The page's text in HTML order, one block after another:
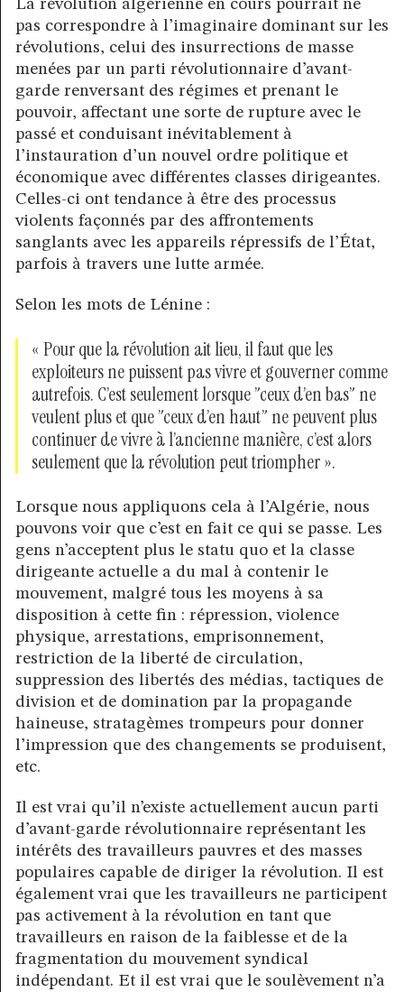
La révolution algérienne en cours pourrait ne
pas correspondre à l’imaginaire dominant sur les
révolutions, celui des insurrections de masse
menées par un parti révolutionnaire d’avant-
garde renversant des régimes et prenant le
pouvoir, affectant une sorte de rupture avec le
passé et conduisant inévitablement à
l’instauration d’un nouvel ordre politique et
économique avec différentes classes dirigeantes.
Celles-ci ont tendance à être des processus
violents façonnés par des affrontements
sanglants avec les appareils répressifs de l’État,
parfois à travers une lutte armée.
Selon les mots de Lénine :
« Pour que la révolution ait lieu, il faut que les
exploiteurs ne puissent pas vivre et gouverner comme
autrefois. C’est seulement lorsque ”ceux d’en bas” ne
veulent plus et que ”ceux d’en haut” ne peuvent plus
continuer de vivre à l’ancienne manière, c’est alors
seulement que la révolution peut triompher ».
Lorsque nous appliquons cela à l’Algérie, nous
pouvons voir que c’est en fait ce qui se passe. Les
gens n’acceptent plus le statu quo et la classe
dirigeante actuelle a du mal à contenir le
mouvement, malgré tous les moyens à sa
disposition à cette fin : répression, violence
physique, arrestations, emprisonnement,
restriction de la liberté de circulation,
suppression des libertés des médias, tactiques de
division et de domination par la propagande
haineuse, stratagèmes trompeurs pour donner
l’impression que des changements se produisent,
etc.
Il est vrai qu’il n’existe actuellement aucun parti
d’avant-garde révolutionnaire représentant les
intérêts des travailleurs pauvres et des masses
populaires capable de diriger la révolution. Il est
également vrai que les travailleurs ne participent
pas activement à la révolution en tant que
travailleurs en raison de la faiblesse et de la
fragmentation du mouvement syndical
indépendant. Et il est vrai que le soulèvement n’a